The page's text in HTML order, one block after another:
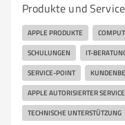
Produkte und Service
APPLE PRODUKTE
SCHULUNGEN IT-
SERVICE-POINT
APPLE AUTORISIERTER
TECHNISCHE UNTERSTÜTZUNG